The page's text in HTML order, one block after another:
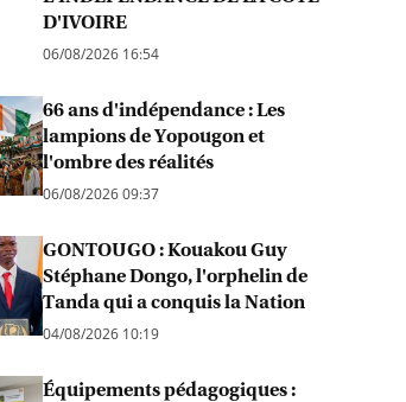
D'IVOIRE
06/08/2026 16:54
66 ans d'indépendance : Les
lampions de Yopougon et
l'ombre des réalités
06/08/2026 09:37
GONTOUGO : Kouakou Guy
Stéphane Dongo, l'orphelin de
Tanda qui a conquis la Nation
04/08/2026 10:19
Équipements pédagogiques :